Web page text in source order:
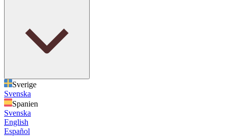
Sverige
Svenska
Spanien
Svenska
English
Español